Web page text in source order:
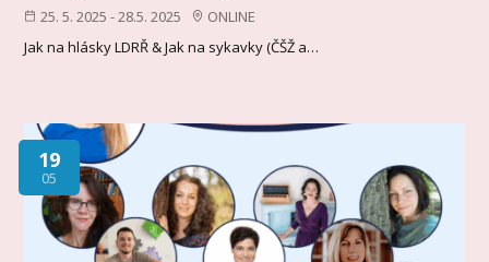
25. 5. 2025 - 28.5. 2025
ONLINE
Jak na hlásky LDRŘ & Jak na sykavky (ČŠŽ a…
19
05